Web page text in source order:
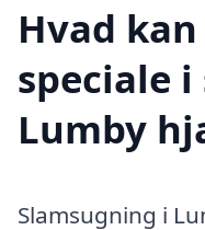
Hvad
speciale
Lumby
Slamsugning i